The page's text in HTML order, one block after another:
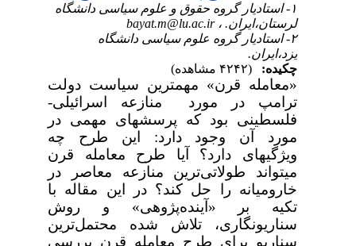
۱- استادیار گروه حقوق و علوم سیاسی دانشگاه
لرستان،ایران. ، bayat.m@lu.ac.ir
۲- استادیار گروه علوم سیاسی دانشگاه
یزد،ایران.
چکیده:
«معامله قرن» مهمترین سیاست دولت
ترامپ در مورد منازعه اسرائیلی-
فلسطینی بود که پرسشهای مهمی در
مورد آن وجود دارد: این طرح چه
ویژگیهای دارد؟ آیا طرح معامله قرن
میتواند طولاتی‌ترین منازعه معاصر در
خارومیانه را حل کند؟ در این مقاله با
تکیه بر «آینده‌پژوهی» و روش
سناریونگاری، تلاش ‌شده محتمل‌ترین
سناریو برای طرح معامله قرن بررسی